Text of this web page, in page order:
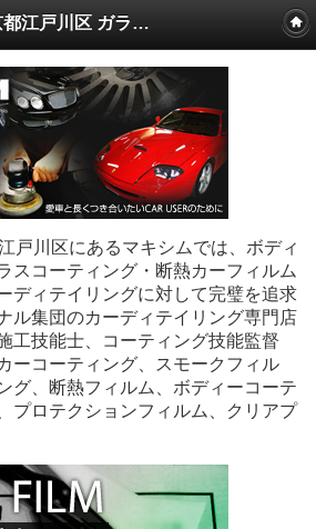
東京都江戸川区 ガラスコーティング・カーフィルム施工 マキシム
戸川区にあるマキシムでは、ボディ
スコーティング・断熱カーフィルム
ディテイリングに対して完璧を追求
ル集団のカーディテイリング専門店
工技能士、コーティング技能監督
ーコーティング、スモークフィル
グ、断熱フィルム、ボディーコーテ
プロテクションフィルム、クリアプ